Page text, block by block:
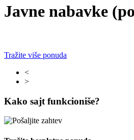
Javne nabavke
Tražite više ponuda
<
>
Kako sajt funkcioniše?